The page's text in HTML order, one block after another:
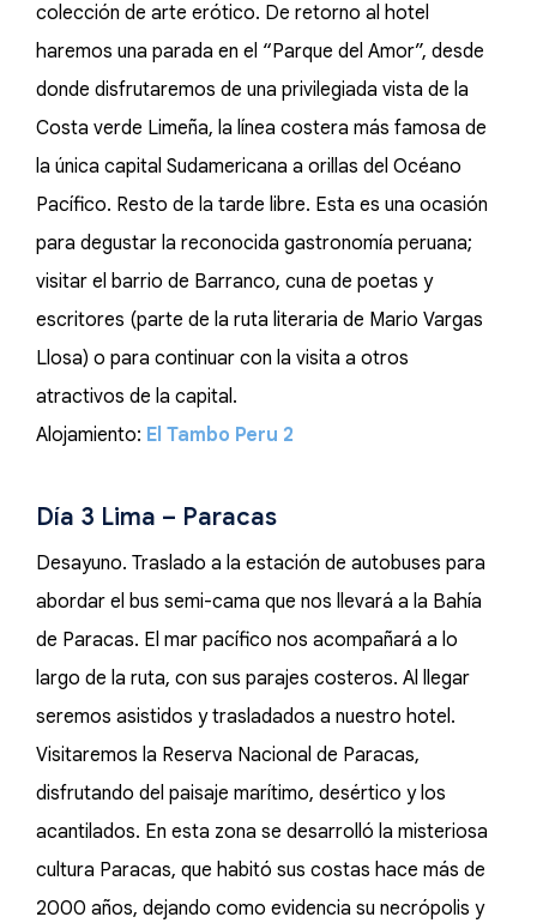
colección de arte erótico. De retorno al hotel
haremos una parada en el “Parque del Amor”, desde
donde disfrutaremos de una privilegiada vista de la
Costa verde Limeña, la línea costera más famosa de
la única capital Sudamericana a orillas del Océano
Pacífico. Resto de la tarde libre. Esta es una ocasión
para degustar la reconocida gastronomía peruana;
visitar el barrio de Barranco, cuna de poetas y
escritores (parte de la ruta literaria de Mario Vargas
Llosa) o para continuar con la visita a otros
atractivos de la capital.
Alojamiento: El Tambo Peru 2
Día 3 Lima – Paracas
Desayuno. Traslado a la estación de autobuses para
abordar el bus semi-cama que nos llevará a la Bahía
de Paracas. El mar pacífico nos acompañará a lo
largo de la ruta, con sus parajes costeros. Al llegar
seremos asistidos y trasladados a nuestro hotel.
Visitaremos la Reserva Nacional de Paracas,
disfrutando del paisaje marítimo, desértico y los
acantilados. En esta zona se desarrolló la misteriosa
cultura Paracas, que habitó sus costas hace más de
2000 años, dejando como evidencia su necrópolis y